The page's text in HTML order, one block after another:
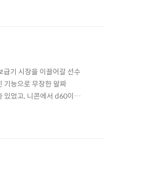
기 시장을 이끌어갈 선수
기능으로 무장한 알짜
있었고, 니콘에서 d60이라
DSLR 신제품만 5개가